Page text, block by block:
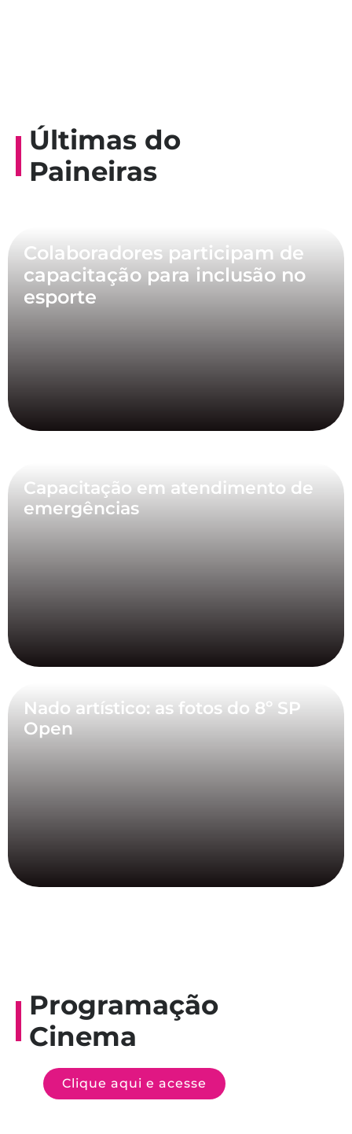
Últimas do
Paineiras
Colaboradores participam de
capacitação para inclusão no
esporte
Capacitação em atendimento de
emergências
Nado artístico: as fotos do 8º SP
Open
Programação
Cinema
Clique aqui e acesse